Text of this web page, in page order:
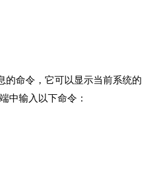
的命令，它可以显示当前系统的
中输入以下命令：